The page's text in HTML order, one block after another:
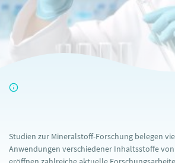
Studien zur Mineralstoff-Forschung belegen
Anwendungen verschiedener Inhaltsstoffe